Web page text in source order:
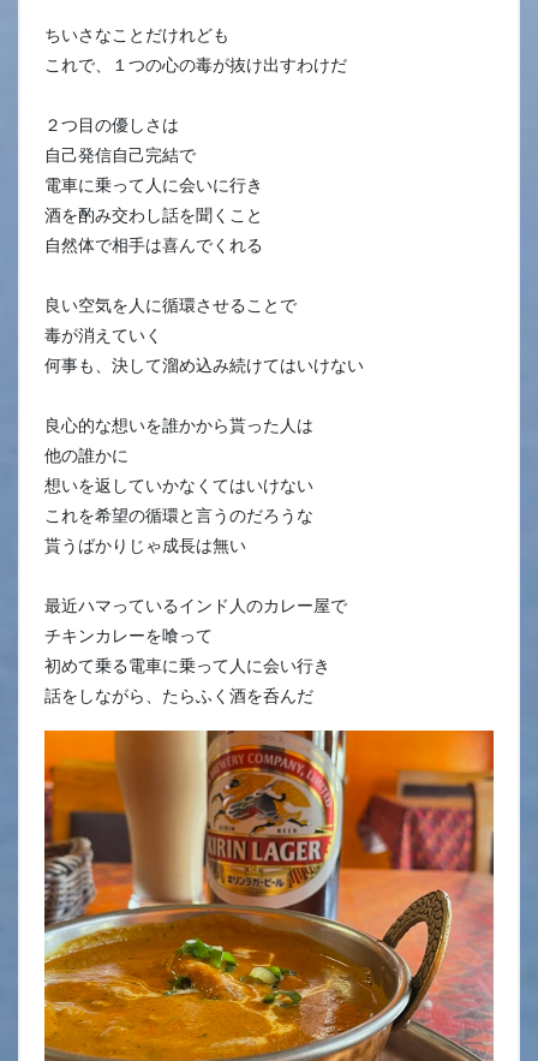
ちいさなことだけれども
これで、１つの心の毒が抜け出すわけだ
２つ目の優しさは
自己発信自己完結で
電車に乗って人に会いに行き
酒を酌み交わし話を聞くこと
自然体で相手は喜んでくれる
良い空気を人に循環させることで
毒が消えていく
何事も、決して溜め込み続けてはいけない
良心的な想いを誰かから貰った人は
他の誰かに
想いを返していかなくてはいけない
これを希望の循環と言うのだろうな
貰うばかりじゃ成長は無い
最近ハマっているインド人のカレー屋で
チキンカレーを喰って
初めて乗る電車に乗って人に会い行き
話をしながら、たらふく酒を呑んだ